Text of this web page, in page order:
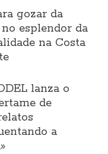
gozar da
esplendor da
na Costa
lanza o
de
a